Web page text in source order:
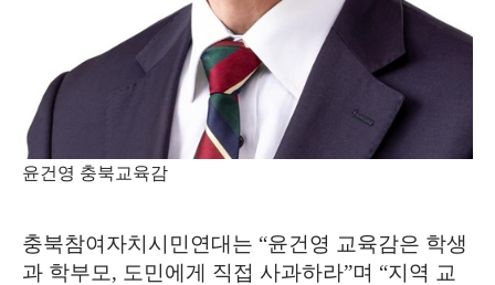
윤건영 충북교육감
충북참여자치시민연대는 “윤건영 교육감은 학생
과 학부모, 도민에게 직접 사과하라”며 “지역 교